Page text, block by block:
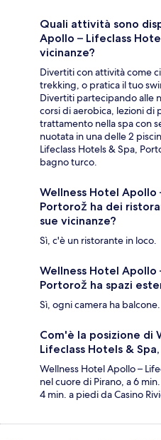
Quali attività sono
Apollo – Lifeclass
vicinanze?
Divertiti con attività come
trekking, o pratica il tuo
Divertiti partecipando alle
corsi di aerobica, lezioni di
trattamento nella spa con
nuotata in una delle 2
Lifeclass Hotels & Spa,
bagno turco.
Wellness Hotel Apollo
Portorož ha dei
sue vicinanze?
Sì, c'è un ristorante in loco.
Wellness Hotel Apollo
Portorož ha spazi
Sì, ogni camera ha balcone.
Com'è la posizione di
Lifeclass Hotels &
Wellness Hotel Apollo –
nel cuore di Pirano, a 6
4 min. a piedi da Casino